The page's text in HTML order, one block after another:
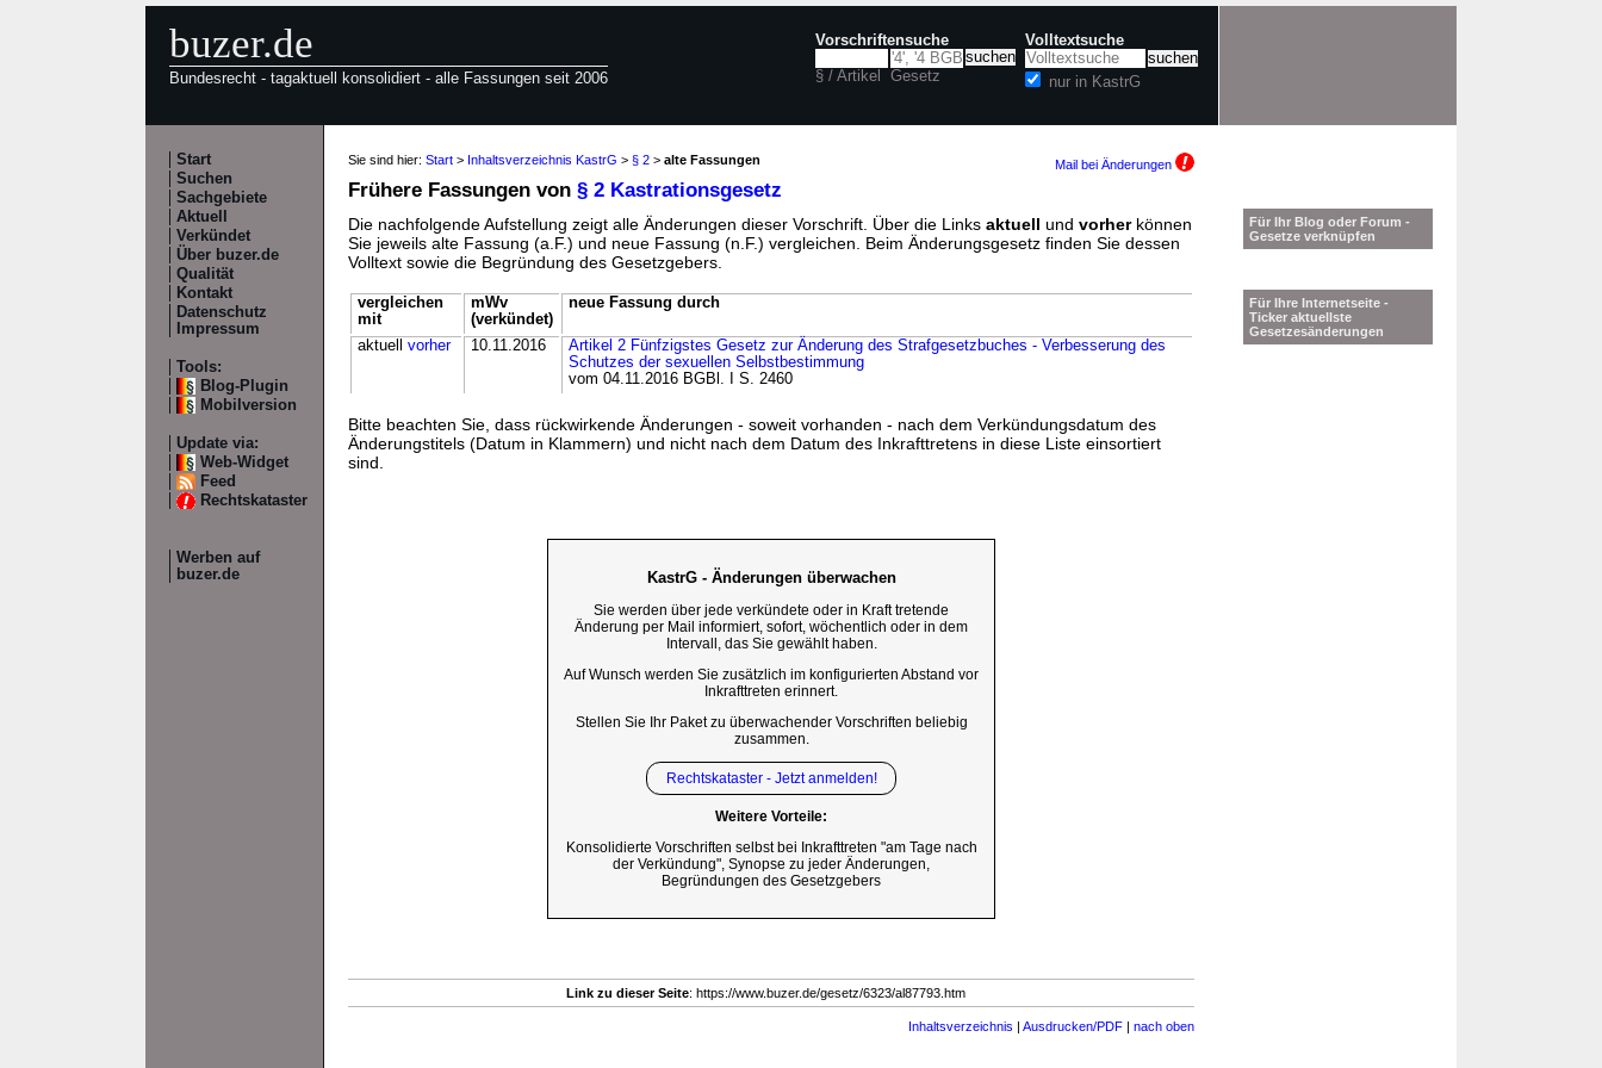
buzer.de
Bundesrecht - tagaktuell konsolidiert - alle Fassungen seit 2006
Vorschriftensuche
§ / Artikel Gesetz
Volltextsuche
nur in KastrG
Start
Suchen
Sachgebiete
Aktuell
Verkündet
Über buzer.de
Qualität
Kontakt
Datenschutz
Impressum
Tools:
Blog-Plugin
Mobilversion
Update via:
Web-Widget
Feed
Rechtskataster
Werben auf
buzer.de
Sie sind hier: Start > Inhaltsverzeichnis KastrG > § 2 > alte Fassungen Mail bei Änderungen
Frühere Fassungen von § 2 Kastrationsgesetz
Die nachfolgende Aufstellung zeigt alle Änderungen dieser Vorschrift. Über die Links aktuell und vorherkönnen
Sie jeweils alte Fassung (a.F.) und neue Fassung (n.F.) vergleichen. Beim Änderungsgesetz finden Sie dessen
Volltext sowie die Begründung des Gesetzgebers.
vergleichen
mit
mWv
(verkündet)
neue Fassung durch
aktuell vorher 10.11.2016
Artikel 2 Fünfzigstes Gesetz zur Änderung des Strafgesetzbuches - Verbesserung des
Schutzes der sexuellen Selbstbestimmung
vom 04.11.2016 BGBl. I S. 2460
Bitte beachten Sie, dass rückwirkende Änderungen - soweit vorhanden - nach dem Verkündungsdatum des
Änderungstitels (Datum in Klammern) und nicht nach dem Datum des Inkrafttretens in diese Liste einsortiert
sind.
KastrG - Änderungen überwachen
Sie werden über jede verkündete oder in Kraft tretende
Änderung per Mail informiert, sofort, wöchentlich oder in dem
Intervall, das Sie gewählt haben.
Auf Wunsch werden Sie zusätzlich im konfigurierten Abstand vor
Inkrafttreten erinnert.
Stellen Sie Ihr Paket zu überwachender Vorschriften beliebig
zusammen.
Rechtskataster - Jetzt anmelden!
Weitere Vorteile:
Konsolidierte Vorschriften selbst bei Inkrafttreten "am Tage nach
der Verkündung", Synopse zu jeder Änderungen,
Begründungen des Gesetzgebers
Link zu dieser Seite: https://www.buzer.de/gesetz/6323/al87793.htm
Inhaltsverzeichnis | Ausdrucken/PDF | nach oben
Für Ihr Blog oder Forum -
Gesetze verknüpfen
Für Ihre Internetseite -
Ticker aktuellste
Gesetzesänderungen